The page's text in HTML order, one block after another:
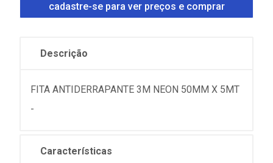
cadastre-se para ver preços e comprar
Descrição
FITA ANTIDERRAPANTE 3M NEON 50MM X 5MT
-
Características